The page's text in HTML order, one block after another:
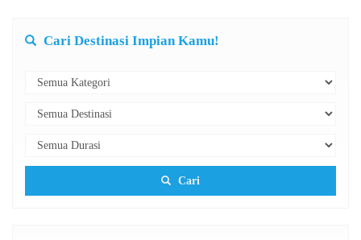
Cari Destinasi Impian Kamu!
Cari